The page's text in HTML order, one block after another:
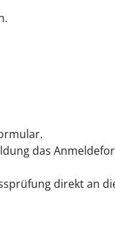
das
direkt an